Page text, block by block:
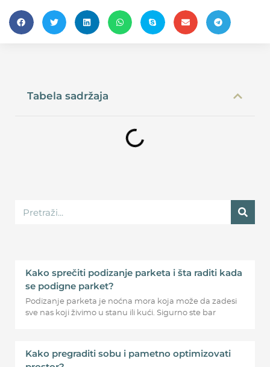
Tabela sadržaja
Kako sprečiti podizanje parketa i šta raditi kada
se podigne parket?
Podizanje parketa je noćna mora koja može da zadesi
sve nas koji živimo u stanu ili kući. Sigurno ste bar
Kako pregraditi sobu i pametno optimizovati